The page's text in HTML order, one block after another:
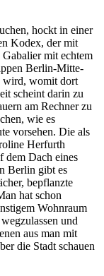
hockt in einer
Kodex, der mit
mit echtem
Berlin-Mitte-
wird, womit dort
scheint darin zu
am Rechner zu
wie es
vorsehen. Die als
Herfurth
dem Dach eines
Berlin gibt es
bepflanzte
hat schon
Wohnraum
und
aus man mit
die Stadt schauen